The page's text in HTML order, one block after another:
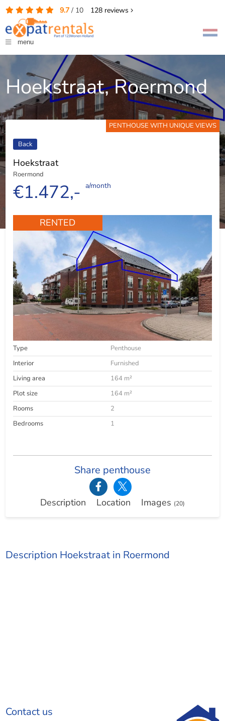
9.7/ 10 128reviews
menu
Hoekstraat, Roermond
PENTHOUSE WITH UNIQUE VIEWS
Back
Hoekstraat
Roermond
€1.472,- a/month
RENTED
Type
Penthouse
Interior
Furnished
Living area
164 m²
Plot size
164 m²
Rooms
2
Bedrooms
1
Share penthouse
Description Location Images (20)
Description Hoekstraat in Roermond
Contact us